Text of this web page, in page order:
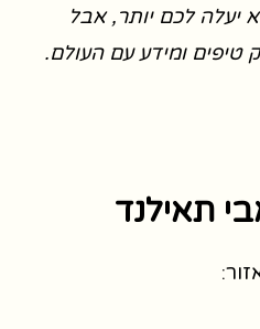
יעלה לכם יותר, אבל
טיפים ומידע עם העולם.
תאילנד